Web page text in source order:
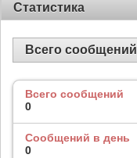
Статистика
Всего сообщений
Всего сообщений
0
Сообщений в день
0